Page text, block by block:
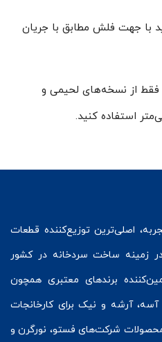
با جهت فلش مطابق با جریان
فقط از نسخه‌های لحیمی و
13 سال تجربه، اصلی‌ترین توزیع‌کننده قطعات
زمینه ساخت سردخانه در کشور
برندهای معتبری همچون
آسه، آرشه و نیک برای کارخانجات
محصولات شرکت‌های فستو، نورگرن و